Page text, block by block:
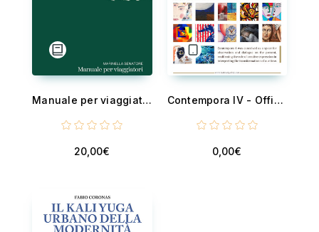
Manuale per viaggiatori
20,00€
Contempora IV - Official Catalogue - 19 International Artists - 38 Contemporary Artworks
0,00€